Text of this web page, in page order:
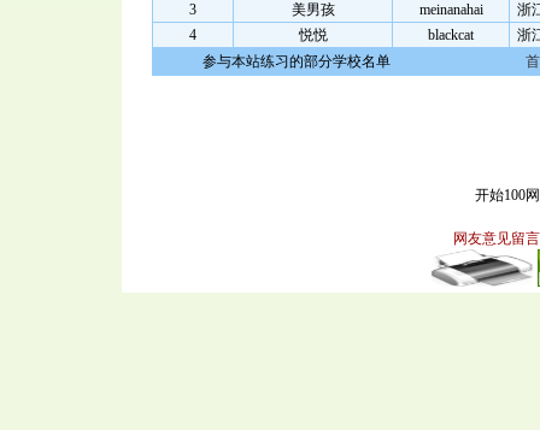
3
美男孩 meinanahai
浙
4
悦悦 blackcat
浙
参与本站练习的部分学校名单
开始100
网友意见留